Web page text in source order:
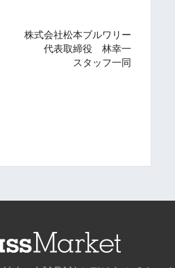
株式会社松本ブルワリー
代表取締役 林幸一
スタッフ一同